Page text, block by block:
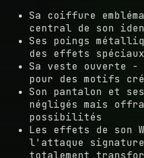
Sa coiffure
central de son
Ses poings
des effets
Sa veste ouverte -
pour des motifs
Son pantalon et
négligés mais
possibilités
Les effets de son
l'attaque
totalement